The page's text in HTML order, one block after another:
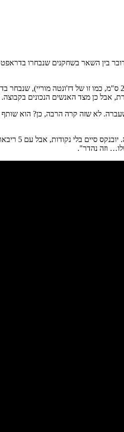
בין השאר בשחקנים שנבחרו בדראפט
אצל הספרס השם שכולם בתקשורת מתמקדים בו הוא לוני ווקר, הגארד בעל
בקבוצה. זהו הסנטר הלבן והצנום בן
לא שזה קרה הרבה, כן? הוא
אחד
וזה נהדר".